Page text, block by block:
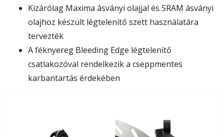
Kizárólag Maxima ásványi olajjal és SRAM ásványi
olajhoz készült légtelenítő szett használatára
tervezték
A féknyereg Bleeding Edge légtelenítő
csatlakozóval rendelkezik a cseppmentes
karbantartás érdekében